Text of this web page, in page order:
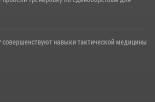
навыки тактической медицины